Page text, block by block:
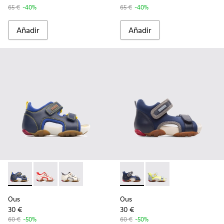
65 € -40%
Añadir
65 € -40%
Añadir
Ous - 80530-030 - Blue
Ous - 80530-036
Ous - 80530-031
Ous
30 €
60 € -50%
Ous - K800275-001 - Blue
Ous - K800275-004
Ous
30 €
60 € -50%